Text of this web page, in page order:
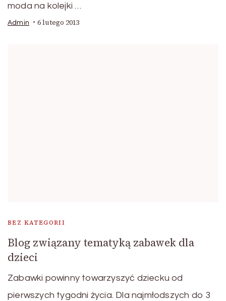
moda na kolejki …
Admin 6 lutego 2013
BEZ KATEGORII
Blog związany tematyką zabawek dla
dzieci
Zabawki powinny towarzyszyć dziecku od
pierwszych tygodni życia. Dla najmłodszych do 3